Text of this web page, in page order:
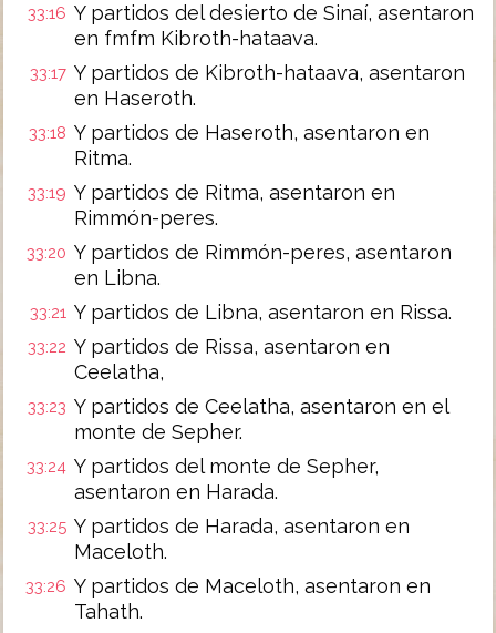
33:16 Y partidos del desierto de Sinaí, asentaron
en fmfm Kibroth-hataava.
33:17 Y partidos de Kibroth-hataava, asentaron
en Haseroth.
33:18 Y partidos de Haseroth, asentaron en
Ritma.
33:19 Y partidos de Ritma, asentaron en
Rimmón-peres.
33:20 Y partidos de Rimmón-peres, asentaron
en Libna.
33:21 Y partidos de Libna, asentaron en Rissa.
33:22 Y partidos de Rissa, asentaron en
Ceelatha,
33:23 Y partidos de Ceelatha, asentaron en el
monte de Sepher.
33:24 Y partidos del monte de Sepher,
asentaron en Harada.
33:25 Y partidos de Harada, asentaron en
Maceloth.
33:26 Y partidos de Maceloth, asentaron en
Tahath.